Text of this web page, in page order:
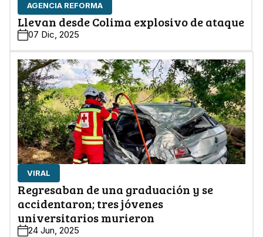
AGENCIA REFORMA
Llevan desde Colima explosivo de ataque
07 Dic, 2025
VIRAL
Regresaban de una graduación y se
accidentaron; tres jóvenes
universitarios murieron
24 Jun, 2025